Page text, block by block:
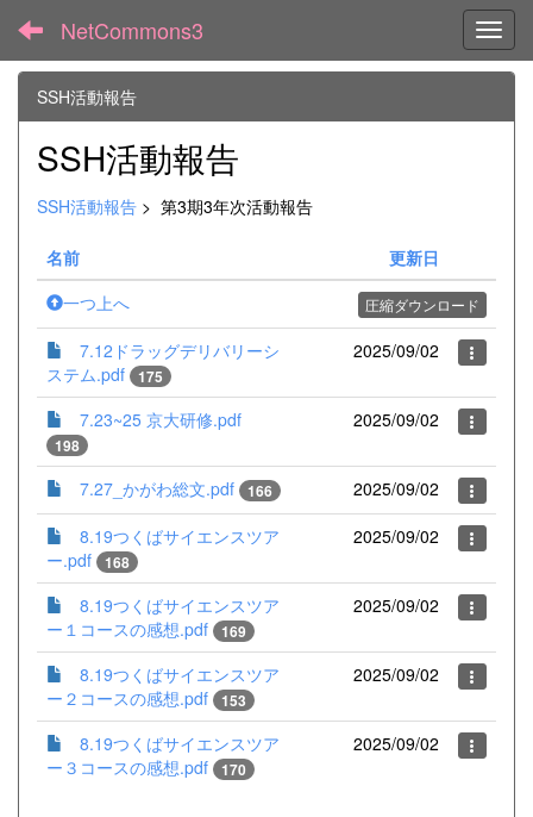
NetCommons3
SSH活動報告
SSH活動報告
SSH活動報告 > 第3期3年次活動報告
名前
更新日
一つ上へ
圧縮ダウンロード
7.12ドラッグデリバリーシ
ステム.pdf
175
2025/09/02
7.23~25 京大研修.pdf
198
2025/09/02
7.27_かがわ総文.pdf 166
2025/09/02
8.19つくばサイエンスツア
ー.pdf
168
2025/09/02
8.19つくばサイエンスツア
ー１コースの感想.pdf
169
2025/09/02
8.19つくばサイエンスツア
ー２コースの感想.pdf
153
2025/09/02
8.19つくばサイエンスツア
ー３コースの感想.pdf
170
2025/09/02